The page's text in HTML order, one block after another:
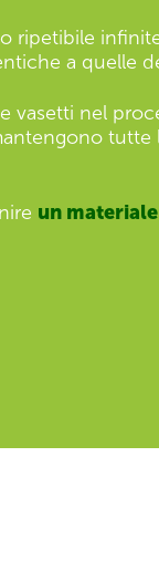
ripetibile
a quelle
vasetti nel
tutte
un